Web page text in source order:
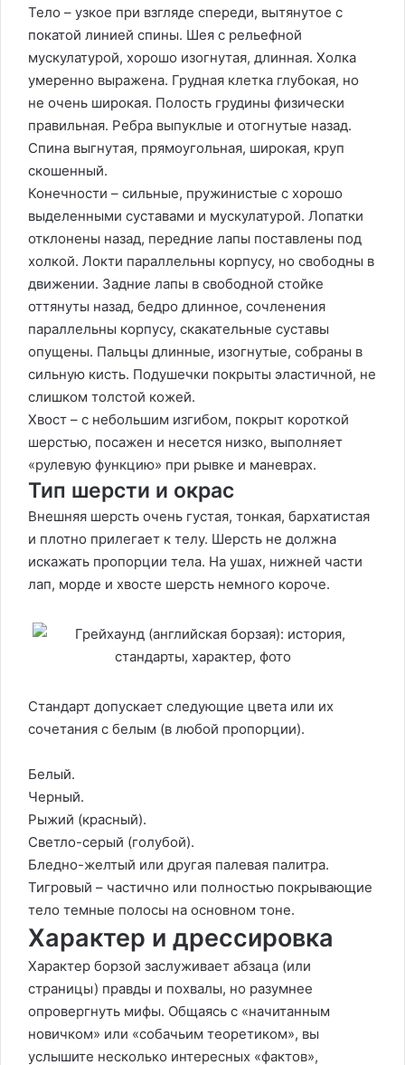
Тело – узкое при взгляде спереди, вытянутое с
покатой линией спины. Шея с рельефной
мускулатурой, хорошо изогнутая, длинная. Холка
умеренно выражена. Грудная клетка глубокая, но
не очень широкая. Полость грудины физически
правильная. Ребра выпуклые и отогнутые назад.
Спина выгнутая, прямоугольная, широкая, круп
скошенный.
Конечности – сильные, пружинистые с хорошо
выделенными суставами и мускулатурой. Лопатки
отклонены назад, передние лапы поставлены под
холкой. Локти параллельны корпусу, но свободны в
движении. Задние лапы в свободной стойке
оттянуты назад, бедро длинное, сочленения
параллельны корпусу, скакательные суставы
опущены. Пальцы длинные, изогнутые, собраны в
сильную кисть. Подушечки покрыты эластичной, не
слишком толстой кожей.
Хвост – с небольшим изгибом, покрыт короткой
шерстью, посажен и несется низко, выполняет
«рулевую функцию» при рывке и маневрах.
Тип шерсти и окрас
Внешняя шерсть очень густая, тонкая, бархатистая
и плотно прилегает к телу. Шерсть не должна
искажать пропорции тела. На ушах, нижней части
лап, морде и хвосте шерсть немного короче.
Стандарт допускает следующие цвета или их
сочетания с белым (в любой пропорции).
Белый.
Черный.
Рыжий (красный).
Светло-серый (голубой).
Бледно-желтый или другая палевая палитра.
Тигровый – частично или полностью покрывающие
тело темные полосы на основном тоне.
Характер и дрессировка
Характер борзой заслуживает абзаца (или
страницы) правды и похвалы, но разумнее
опровергнуть мифы. Общаясь с «начитанным
новичком» или «собачьим теоретиком», вы
услышите несколько интересных «фактов»,